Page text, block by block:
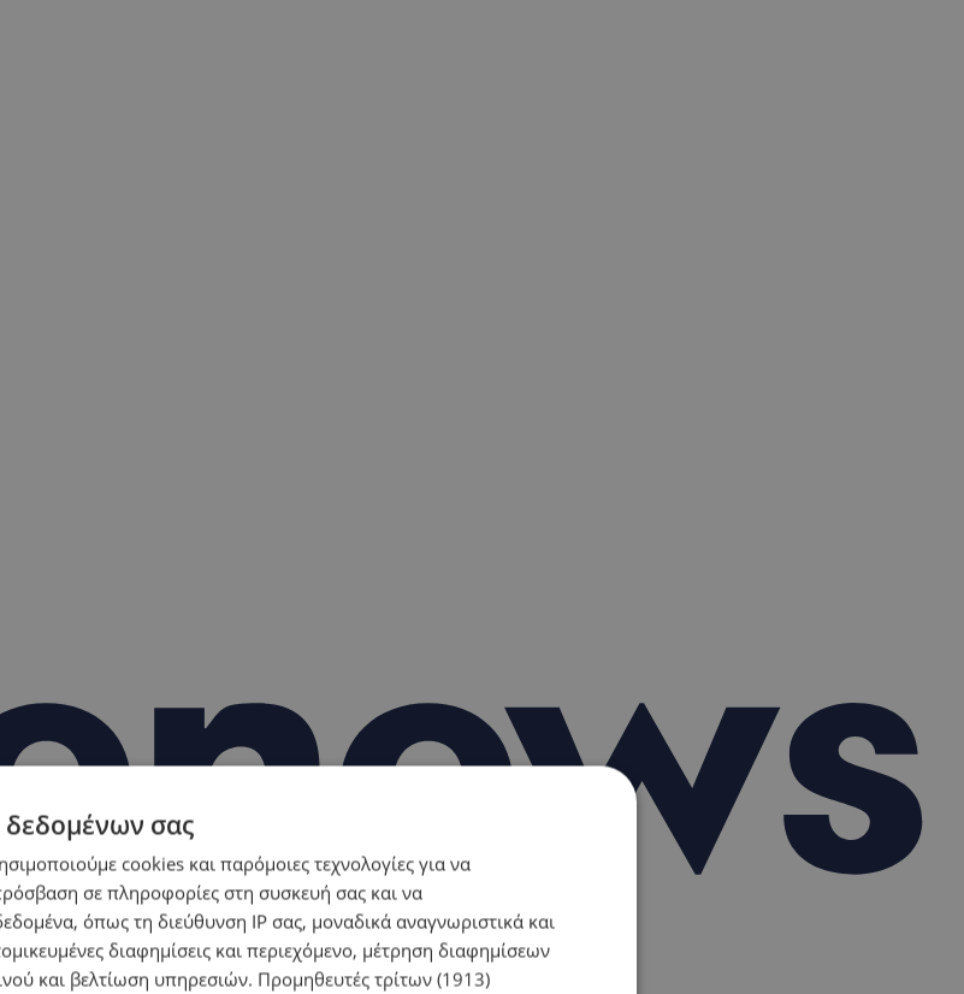
σας
cookies και παρόμοιες τεχνολογίες για να
σε πληροφορίες στη συσκευή σας και να
όπως τη διεύθυνση IP σας, μοναδικά αναγνωριστικά και
διαφημίσεις και περιεχόμενο, μέτρηση διαφημίσεων
και βελτίωση υπηρεσιών. Προμηθευτές τρίτων (1913)